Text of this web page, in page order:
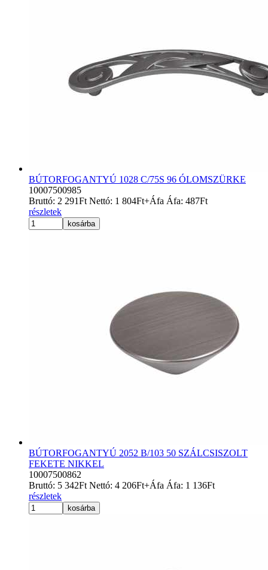
BÚTORFOGANTYÚ 1028 C/75S 96 ÓLOMSZÜRKE
10007500985
Bruttó: 2 291Ft Nettó: 1 804Ft+Áfa Áfa: 487Ft
részletek
kosárba
BÚTORFOGANTYÚ 2052 B/103 50 SZÁLCSISZOLT
FEKETE NIKKEL
10007500862
Bruttó: 5 342Ft Nettó: 4 206Ft+Áfa Áfa: 1 136Ft
részletek
kosárba